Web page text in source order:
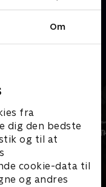
Om
fra
dig den bedste
og til at
cookie-data til
og andres